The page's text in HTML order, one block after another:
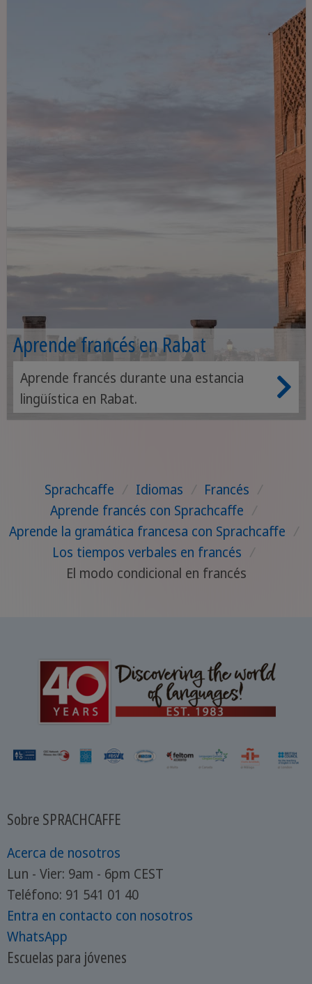
Aprende francés en Rabat
Aprende francés durante una estancia
lingüística en Rabat.
Sprachcaffe / Idiomas / Francés /
Aprende francés con Sprachcaffe /
Aprende la gramática francesa con Sprachcaffe /
Los tiempos verbales en francés /
El modo condicional en francés
Sobre SPRACHCAFFE
Acerca de nosotros
Lun - Vier: 9am - 6pm CEST
Teléfono: 91 541 01 40
Entra en contacto con nosotros
WhatsApp
Escuelas para jóvenes